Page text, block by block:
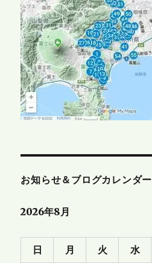
お知らせ＆ブログカレンダー
2026年8月
日 月 火 水